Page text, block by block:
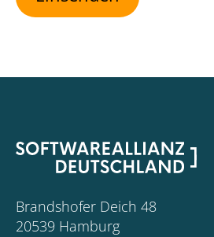
Brandshofer Deich 48
20539 Hamburg